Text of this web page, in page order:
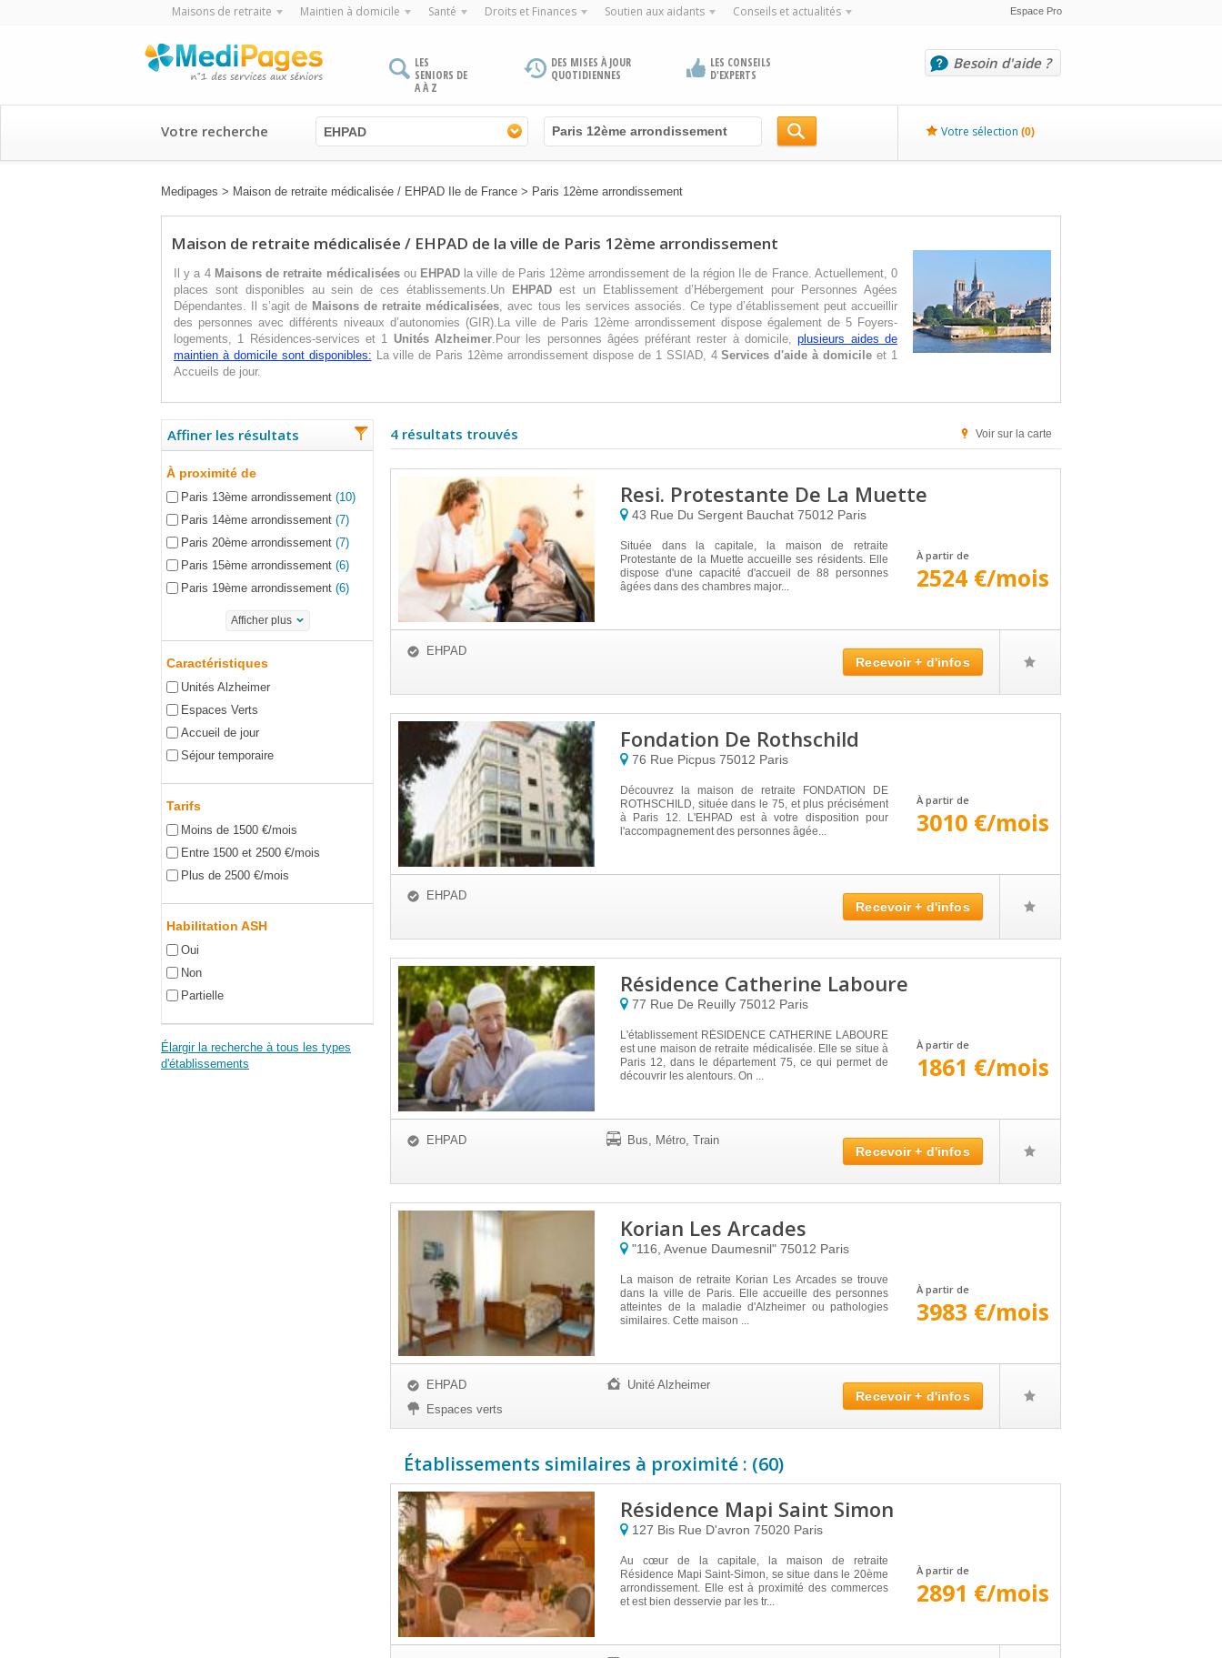
Maisons de retraite Maintien à domicile Santé Droits et Finances Soutien aux aidants Conseils et actualités Espace Pro
LES
SENIORS DE
A À Z
DES MISES À JOUR
QUOTIDIENNES
LES CONSEILS
D'EXPERTS
Besoin d'aide ?
Votre recherche EHPAD Votre sélection (0)
Medipages > Maison de retraite médicalisée / EHPAD Ile de France > Paris 12ème arrondissement
Maison de retraite médicalisée / EHPAD de la ville de Paris 12ème arrondissement
Il y a 4 Maisons de retraite médicaliséesou EHPADla ville de Paris 12ème arrondissement de la région Ile de France. Actuellement, 0
places sont disponibles au sein de ces établissements.Un
EHPADest un Etablissement d’Hébergement pour Personnes Agées
Dépendantes. Il s’agit de Maisons de retraite médicalisées, avec tous les services associés. Ce type d’établissement peut accueillir
des personnes avec différents niveaux d’autonomies (GIR).La ville de Paris 12ème arrondissement dispose également de 5 Foyers-
logements, 1 Résidences-services et 1 Unités Alzheimer.Pour les personnes âgées préférant rester à domicile,plusieurs aides de
maintien à domicile sont disponibles: La ville de Paris 12ème arrondissement dispose de 1 SSIAD, 4Services d'aide à domicile et 1
Accueils de jour.
Affiner les résultats
À proximité de
Paris 13ème arrondissement (10)
Paris 14ème arrondissement (7)
Paris 20ème arrondissement (7)
Paris 15ème arrondissement (6)
Paris 19ème arrondissement (6)
Afficher plus
Caractéristiques
Unités Alzheimer
Espaces Verts
Accueil de jour
Séjour temporaire
Tarifs
Moins de 1500 €/mois
Entre 1500 et 2500 €/mois
Plus de 2500 €/mois
Habilitation ASH
Oui
Non
Partielle
Élargir la recherche à tous les types
d'établissements
4 résultats trouvés Voir sur la carte
Resi. Protestante De La Muette
43 Rue Du Sergent Bauchat 75012 Paris
Située dans la capitale, la maison de retraite
Protestante de la Muette accueille ses résidents. Elle
dispose d'une capacité d'accueil de 88 personnes
âgées dans des chambres major...
À partir de
2524 €/mois
EHPAD
Recevoir + d'infos
Fondation De Rothschild
76 Rue Picpus 75012 Paris
Découvrez la maison de retraite FONDATION DE
ROTHSCHILD, située dans le 75, et plus précisément
à Paris 12. L'EHPAD est à votre disposition pour
l'accompagnement des personnes âgée...
À partir de
3010 €/mois
EHPAD
Recevoir + d'infos
Résidence Catherine Laboure
77 Rue De Reuilly 75012 Paris
L'établissement RÉSIDENCE CATHERINE LABOURE
est une maison de retraite médicalisée. Elle se situe à
Paris 12, dans le département 75, ce qui permet de
découvrir les alentours. On ...
À partir de
1861 €/mois
EHPAD Bus, Métro, Train
Recevoir + d'infos
Korian Les Arcades
"116, Avenue Daumesnil" 75012 Paris
La maison de retraite Korian Les Arcades se trouve
dans la ville de Paris. Elle accueille des personnes
atteintes de la maladie d'Alzheimer ou pathologies
similaires. Cette maison ...
À partir de
3983 €/mois
EHPAD
Espaces verts
Unité Alzheimer
Recevoir + d'infos
Établissements similaires à proximité : (60)
Résidence Mapi Saint Simon
127 Bis Rue D'avron 75020 Paris
Au cœur de la capitale, la maison de retraite
Résidence Mapi Saint-Simon, se situe dans le 20ème
arrondissement. Elle est à proximité des commerces
et est bien desservie par les tr...
À partir de
2891 €/mois